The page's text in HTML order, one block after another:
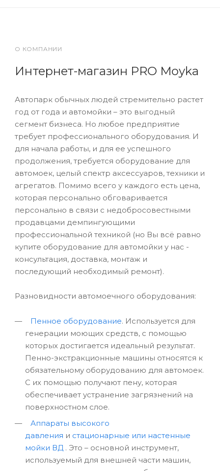
О КОМПАНИИ
Интернет-магазин PRO Moyka
Автопарк обычных людей стремительно растет
год от года и автомойки – это выгодный
сегмент бизнеса. Но любое предприятие
требует профессионального оборудования. И
для начала работы, и для ее успешного
продолжения, требуется оборудование для
автомоек, целый спектр аксессуаров, техники и
агрегатов. Помимо всего у каждого есть цена,
которая персонально обговаривается
персонально в связи с недобросовестными
продавцами демпингующими
профессиональной техникой (но Вы всё равно
купите оборудование для автомойки у нас -
консультация, доставка, монтаж и
последующий необходимый ремонт).
Разновидности автомоечного оборудования:
Пенное оборудование. Используется для
генерации моющих средств, с помощью
которых достигается идеальный результат.
Пенно-экстракционные машины относятся к
обязательному оборудованию для автомоек.
С их помощью получают пену, которая
обеспечивает устранение загрязнений на
поверхностном слое.
Аппараты высокого
давления и стационарные или настенные
мойки ВД . Это – основной инструмент,
используемый для внешней части машин,